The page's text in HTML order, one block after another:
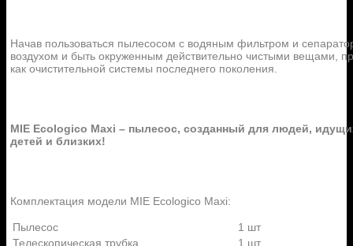
Начав пользоваться пылесосом с водяным фильтром и
воздухом и быть окруженным действительно чистыми вещами,
как очистительной системы последнего поколения.
MIE Ecologico Maxi – пылесос, созданный для людей,
детей и близких!
Комплектация модели MIE Ecologico Maxi:
Пылесос
1 шт
Телескопическая трубка
1 шт